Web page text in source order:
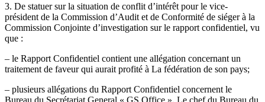
3. De statuer sur la situation de conflit d’intérêt pour le vice-
président de la Commission d’Audit et de Conformité de siéger à la
Commission Conjointe d’investigation sur le rapport confidentiel, vu
que :
– le Rapport Confidentiel contient une allégation concernant un
traitement de faveur qui aurait profité à La fédération de son pays;
– plusieurs allégations du Rapport Confidentiel concernent le
Bureau du Secrétariat General « GS Office ». Le chef du Bureau du